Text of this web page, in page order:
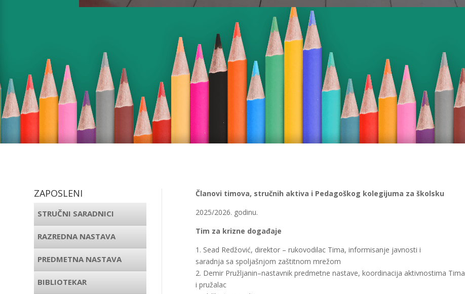
ZAPOSLENI
STRUČNI SARADNICI
RAZREDNA NASTAVA
PREDMETNA NASTAVA
BIBLIOTEKAR
Članovi timova, stručnih aktiva i Pedagoškog kolegijuma za školsku
2025/2026. godinu.
Tim za krizne događaje
1. Sead Redžović, direktor – rukovodilac Tima, informisanje javnosti i
saradnja sa spolјašnjom zaštitnom mrežom
2. Demir Pružljanin–nastavnik predmetne nastave, koordinacija aktivnostima Tima
i pružalac